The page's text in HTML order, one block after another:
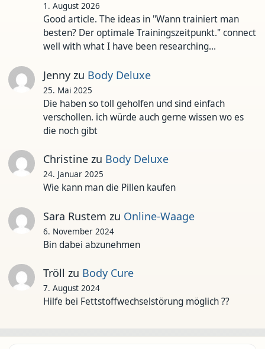
1. August 2026
Good article. The ideas in "Wann trainiert man
besten? Der optimale Trainingszeitpunkt." connect
well with what I have been researching…
Jennyzu Body Deluxe
25. Mai 2025
Die haben so toll geholfen und sind einfach
verschollen. ich würde auch gerne wissen wo es
die noch gibt
Christinezu Body Deluxe
24. Januar 2025
Wie kann man die Pillen kaufen
Sara Rustem zu Online-Waage
6. November 2024
Bin dabei abzunehmen
Tröll zu Body Cure
7. August 2024
Hilfe bei Fettstoffwechselstörung möglich ??